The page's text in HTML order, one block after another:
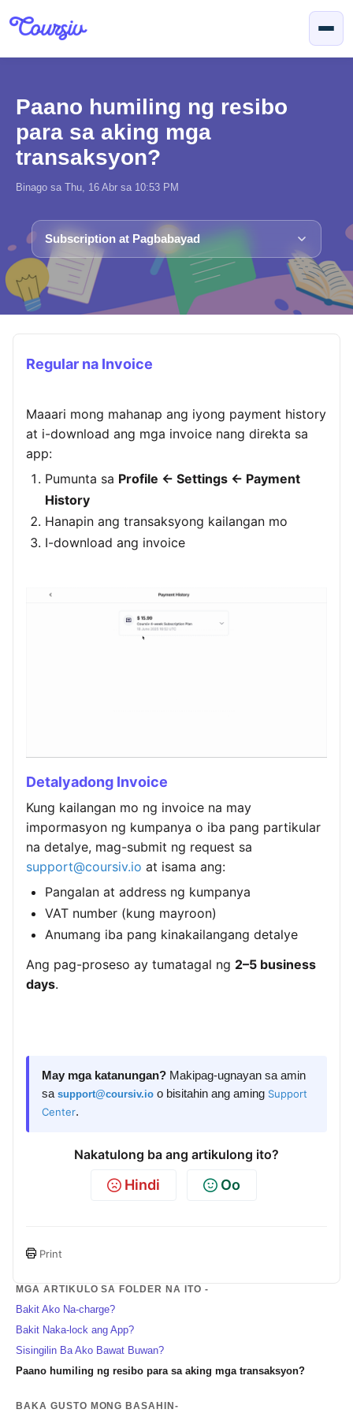
Paano humiling ng resibo
para sa aking mga
transaksyon?
Binago sa Thu, 16 Abr sa 10:53 PM
Subscription at Pagbabayad
Regular na Invoice
Maaari mong mahanap ang iyong payment history
at i-download ang mga invoice nang direkta sa
app:
Pumunta sa Profile ← Settings ← Payment
History
Hanapin ang transaksyong kailangan mo
I-download ang invoice
Detalyadong Invoice
Kung kailangan mo ng invoice na may
impormasyon ng kumpanya o iba pang partikular
na detalye, mag-submit ng request sa
support@coursiv.io at isama ang:
Pangalan at address ng kumpanya
VAT number (kung mayroon)
Anumang iba pang kinakailangang detalye
Ang pag-proseso ay tumatagal ng 2–5 business
days.
May mga katanungan? Makipag-ugnayan sa amin
sa support@coursiv.io o bisitahin ang aming Support
Center.
Nakatulong ba ang artikulong ito?
Hindi Oo
Print
MGA ARTIKULO SA FOLDER NA ITO -
Bakit Ako Na-charge?
Bakit Naka-lock ang App?
Sisingilin Ba Ako Bawat Buwan?
Paano humiling ng resibo para sa aking mga transaksyon?
BAKA GUSTO MONG BASAHIN-